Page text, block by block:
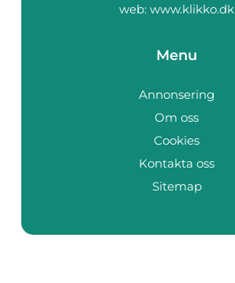
web: www.klikko.dk
Menu
Annonsering
Om oss
Cookies
Kontakta oss
Sitemap